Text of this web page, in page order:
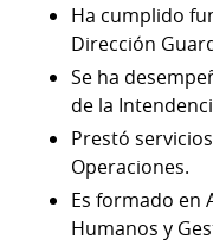
Ha cumplido
Dirección
Se ha
de la
Prestó
Operaciones.
Es formado en
Humanos y